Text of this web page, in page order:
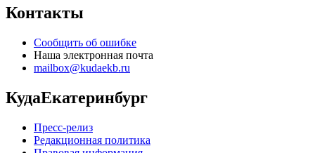
Контакты
Сообщить об ошибке
Наша электронная почта
mailbox@kudaekb.ru
КудаЕкатеринбург
Пресс-релиз
Редакционная политика